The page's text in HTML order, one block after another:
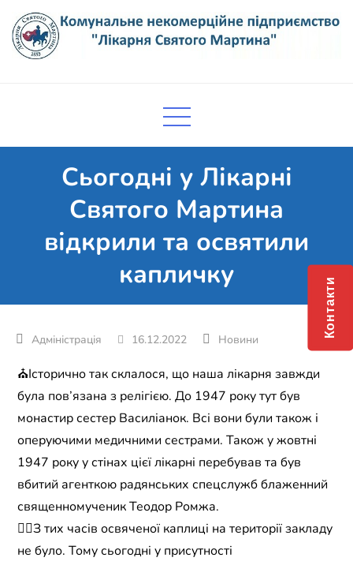
content
підприємство "Лікарня Святого
Сьогодні у Лікарні
Святого Мартина
відкрили та освятили
капличку
16.12.2022 Новини
⛪️Історично так склалося, що наша лікарня завжди
була пов’язана з релігією. До 1947 року тут був
монастир сестер Василіанок. Всі вони були також і
оперуючими медичними сестрами. Також у жовтні
1947 року у стінах цієї лікарні перебував та був
вбитий агенткою радянських спецслужб блаженний
священномученик Теодор Ромжа.
☝🏻З тих часів освяченої каплиці на території закладу
не було. Тому сьогодні у присутності
Контакти